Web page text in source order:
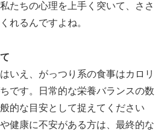
たちの心理を上手く突いて、ささ
れるんですよね。
いえ、がっつり系の食事はカロリ
です。日常的な栄養バランスの数
的な目安として捉えてください
健康に不安がある方は、最終的な